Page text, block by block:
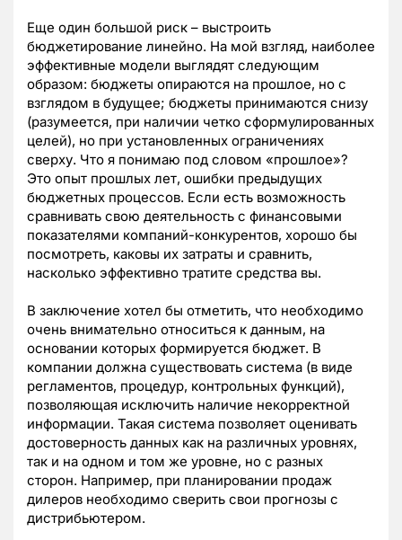
Еще один большой риск – выстроить
бюджетирование линейно. На мой взгляд, наиболее
эффективные модели выглядят следующим
образом: бюджеты опираются на прошлое, но с
взглядом в будущее; бюджеты принимаются снизу
(разумеется, при наличии четко сформулированных
целей), но при установленных ограничениях
сверху. Что я понимаю под словом «прошлое»?
Это опыт прошлых лет, ошибки предыдущих
бюджетных процессов. Если есть возможность
сравнивать свою деятельность с финансовыми
показателями компаний-конкурентов, хорошо бы
посмотреть, каковы их затраты и сравнить,
насколько эффективно тратите средства вы.
В заключение хотел бы отметить, что необходимо
очень внимательно относиться к данным, на
основании которых формируется бюджет. В
компании должна существовать система (в виде
регламентов, процедур, контрольных функций),
позволяющая исключить наличие некорректной
информации. Такая система позволяет оценивать
достоверность данных как на различных уровнях,
так и на одном и том же уровне, но с разных
сторон. Например, при планировании продаж
дилеров необходимо сверить свои прогнозы с
дистрибьютером.